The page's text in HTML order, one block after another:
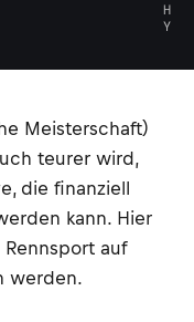
H
Y
Meisterschaft)
teurer wird,
die finanziell
kann. Hier
auf
werden.